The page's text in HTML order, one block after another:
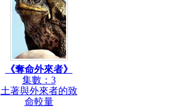
《奪命外來者》
集數：3
土著與外來者的致
命較量